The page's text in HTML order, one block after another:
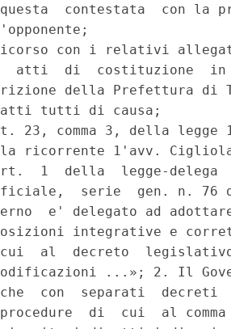
contestata  con la
con i relativi
atti  di  costituzione
della Prefettura di
tutti di causa;
23, comma 3, della legge
ricorrente 1'avv.
1  della  legge-delega
serie  gen. n. 76
e' delegato ad
integrative e
al  decreto
...»; 2. Il
con  separati
di  cui  al